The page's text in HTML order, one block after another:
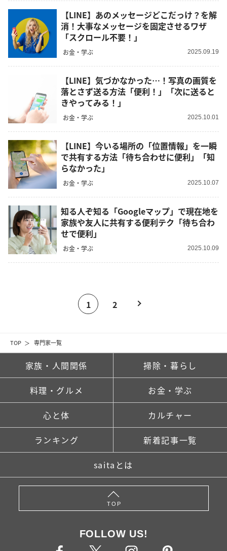
TOP 専門家一覧
【LINE】あのメッセージどこだっけ？を解
消！大事なメッセージを固定させるワザ
「スクロール不要！」
お金・学ぶ 2025.09.19
【LINE】気づかなかった…！写真の画質を
落とさず送る方法「便利！」「次に送ると
きやってみる！」
お金・学ぶ 2025.10.01
【LINE】今いる場所の「位置情報」を一瞬
で共有する方法「待ち合わせに便利」「知
らなかった」
お金・学ぶ 2025.10.07
知る人ぞ知る「Googleマップ」で現在地を
家族や友人に共有する便利テク「待ち合わ
せで便利」
お金・学ぶ 2025.10.09
1 2
家族・人間関係 掃除・暮らし
料理・グルメ お金・学ぶ
心と体 カルチャー
ランキング 新着記事一覧
saitaとは
TOP
FOLLOW US!